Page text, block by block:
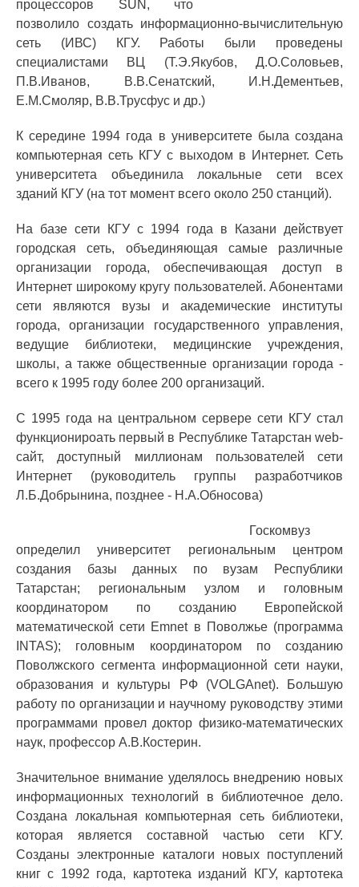
процессоров SUN, что
позволило создать информационно-вычислительную
сеть (ИВС) КГУ. Работы были проведены
специалистами ВЦ (Т.Э.Якубов, Д.О.Соловьев,
П.В.Иванов, В.В.Сенатский, И.Н.Дементьев,
Е.М.Смоляр, В.В.Трусфус и др.)
К середине 1994 года в университете была создана
компьютерная сеть КГУ с выходом в Интернет. Сеть
университета объединила локальные сети всех
зданий КГУ (на тот момент всего около 250 станций).
На базе сети КГУ с 1994 года в Казани действует
городская сеть, объединяющая самые различные
организации города, обеспечивающая доступ в
Интернет широкому кругу пользователей. Абонентами
сети являются вузы и академические институты
города, организации государственного управления,
ведущие библиотеки, медицинские учреждения,
школы, а также общественные организации города -
всего к 1995 году более 200 организаций.
С 1995 года на центральном сервере сети КГУ стал
функционироать первый в Республике Татарстан web-
сайт, доступный миллионам пользователей сети
Интернет (руководитель группы разработчиков
Л.Б.Добрынина, позднее - Н.А.Обносова)
Госкомвуз
определил университет региональным центром
создания базы данных по вузам Республики
Татарстан; региональным узлом и головным
координатором по созданию Европейской
математической сети Еmnet в Поволжье (программа
INTAS); головным координатором по созданию
Поволжского сегмента информационной сети науки,
образования и культуры РФ (VOLGAnet). Большую
работу по организации и научному руководству этими
программами провел доктор физико-математических
наук, профессор А.В.Костерин.
Значительное внимание уделялось внедрению новых
информационных технологий в библиотечное дело.
Создана локальная компьютерная сеть библиотеки,
которая является составной частью сети КГУ.
Созданы электронные каталоги новых поступлений
книг с 1992 года, картотека изданий КГУ, картотека